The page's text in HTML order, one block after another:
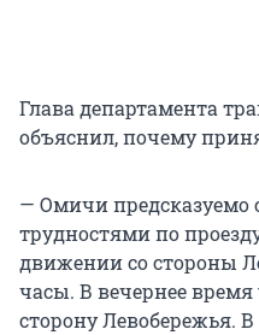
Глава департамента
объяснил, почему
— Омичи предсказуемо
трудностями по
движении со стороны
часы. В вечернее
сторону Левобережья.